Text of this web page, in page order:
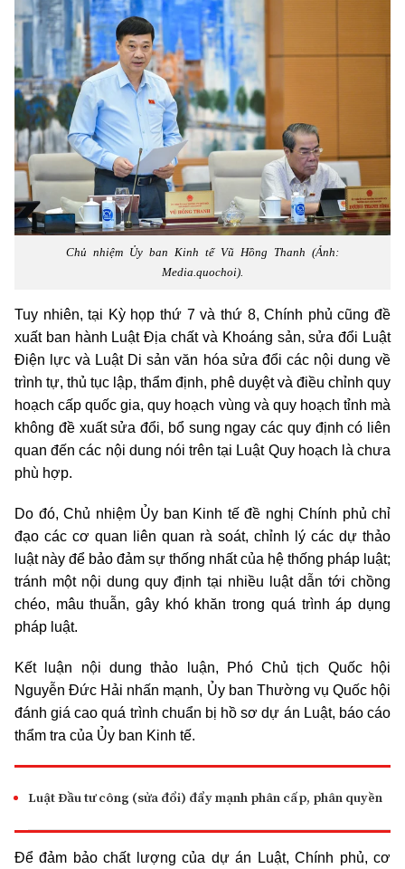
Chủ nhiệm Ủy ban Kinh tế Vũ Hồng Thanh (Ảnh:
Media.quochoi).
Tuy nhiên, tại Kỳ họp thứ 7 và thứ 8, Chính phủ cũng đề
xuất ban hành Luật Địa chất và Khoáng sản, sửa đổi Luật
Điện lực và Luật Di sản văn hóa sửa đổi các nội dung về
trình tự, thủ tục lập, thẩm định, phê duyệt và điều chỉnh quy
hoạch cấp quốc gia, quy hoạch vùng và quy hoạch tỉnh mà
không đề xuất sửa đổi, bổ sung ngay các quy định có liên
quan đến các nội dung nói trên tại Luật Quy hoạch là chưa
phù hợp.
Do đó, Chủ nhiệm Ủy ban Kinh tế đề nghị Chính phủ chỉ
đạo các cơ quan liên quan rà soát, chỉnh lý các dự thảo
luật này để bảo đảm sự thống nhất của hệ thống pháp luật;
tránh một nội dung quy định tại nhiều luật dẫn tới chồng
chéo, mâu thuẫn, gây khó khăn trong quá trình áp dụng
pháp luật.
Kết luận nội dung thảo luận, Phó Chủ tịch Quốc hội
Nguyễn Đức Hải nhấn mạnh, Ủy ban Thường vụ Quốc hội
đánh giá cao quá trình chuẩn bị hồ sơ dự án Luật, báo cáo
thẩm tra của Ủy ban Kinh tế.
Luật Đầu tư công (sửa đổi) đẩy mạnh phân cấp, phân quyền
Để đảm bảo chất lượng của dự án Luật, Chính phủ, cơ